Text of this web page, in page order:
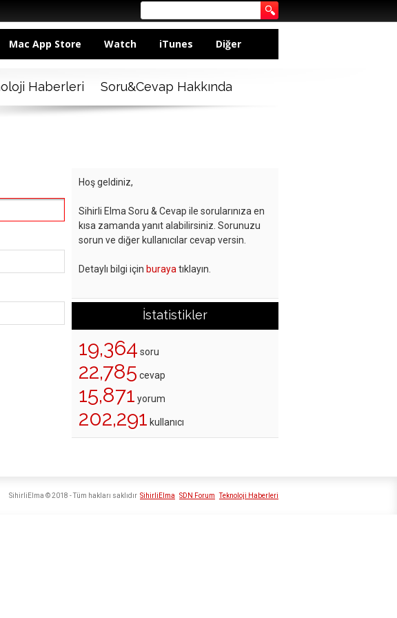
Mac App Store Watch iTunes Diğer
Haberleri Soru&Cevap Hakkında
Hoş geldiniz,
Sihirli Elma Soru & Cevap ile sorularınıza en
kısa zamanda yanıt alabilirsiniz. Sorunuzu
sorun ve diğer kullanıcılar cevap versin.
Detaylı bilgi için buraya tıklayın.
İstatistikler
19,364 soru
22,785 cevap
15,871 yorum
202,291 kullanıcı
SihirliElma SDN Forum Teknoloji Haberleri
SihirliElma © 2018 - Tüm hakları saklıdır